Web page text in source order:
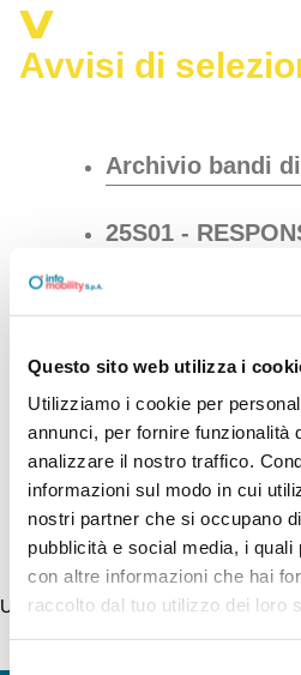
Questo sito web utilizza i
Utilizziamo i cookie per
annunci, per fornire funzionalità
analizzare il nostro traffico.
informazioni sul modo in cui
nostri partner che si occupano
pubblicità e social media, i quali
con altre informazioni che hai
raccolto dal tuo utilizzo dei loro
Avvisi di
Archivio bandi
25S01 -
MANUTENZIONI
QUALIFICATE
CONTABILE E
POSIZIONE DI
Ultimo aggiornamento della pagina 29/